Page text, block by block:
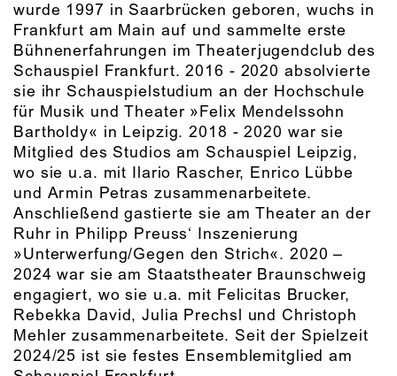
wurde 1997 in Saarbrücken geboren, wuchs in
Frankfurt am Main auf und sammelte erste
Bühnenerfahrungen im Theaterjugendclub des
Schauspiel Frankfurt. 2016 - 2020 absolvierte
sie ihr Schauspielstudium an der Hochschule
für Musik und Theater »Felix Mendelssohn
Bartholdy« in Leipzig. 2018 - 2020 war sie
Mitglied des Studios am Schauspiel Leipzig,
wo sie u.a. mit Ilario Rascher, Enrico Lübbe
und Armin Petras zusammenarbeitete.
Anschließend gastierte sie am Theater an der
Ruhr in Philipp Preuss‘ Inszenierung
»Unterwerfung/Gegen den Strich«. 2020 –
2024 war sie am Staatstheater Braunschweig
engagiert, wo sie u.a. mit Felicitas Brucker,
Rebekka David, Julia Prechsl und Christoph
Mehler zusammenarbeitete. Seit der Spielzeit
2024/25 ist sie festes Ensemblemitglied am